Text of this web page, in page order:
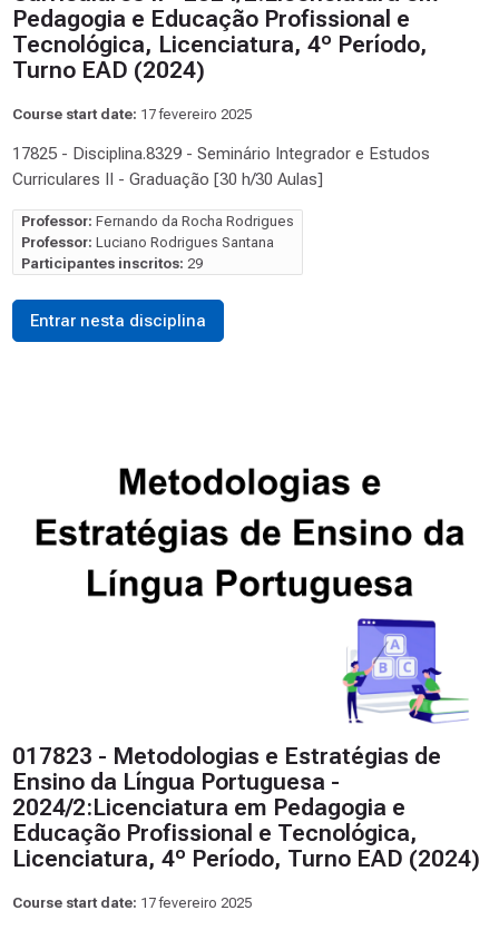
Pedagogia e Educação Profissional e
Tecnológica, Licenciatura, 4º Período,
Turno EAD (2024)
Course start date: 17 fevereiro 2025
17825 - Disciplina.8329 - Seminário Integrador e Estudos
Curriculares II - Graduação [30 h/30 Aulas]
Professor: Fernando da Rocha Rodrigues
Professor: Luciano Rodrigues Santana
Participantes inscritos: 29
Entrar nesta disciplina
017823 - Metodologias e Estratégias de
Ensino da Língua Portuguesa -
2024/2:Licenciatura em Pedagogia e
Educação Profissional e Tecnológica,
Licenciatura, 4º Período, Turno EAD (2024)
Course start date: 17 fevereiro 2025